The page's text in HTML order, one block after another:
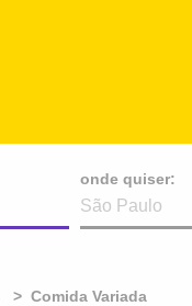
onde quiser:
Comida Variada